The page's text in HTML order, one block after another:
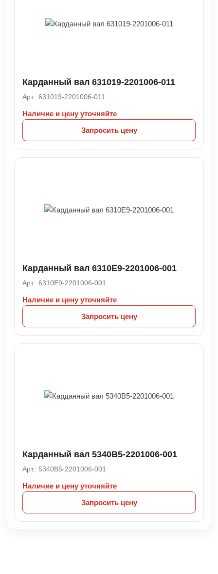
Карданный вал 631019-2201006-011
Арт.: 631019-2201006-011
Наличие и цену уточняйте
Запросить цену
Карданный вал 6310E9-2201006-001
Арт.: 6310E9-2201006-001
Наличие и цену уточняйте
Запросить цену
Карданный вал 5340B5-2201006-001
Арт.: 5340B5-2201006-001
Наличие и цену уточняйте
Запросить цену